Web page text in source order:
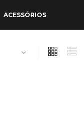
ACESSÓRIOS